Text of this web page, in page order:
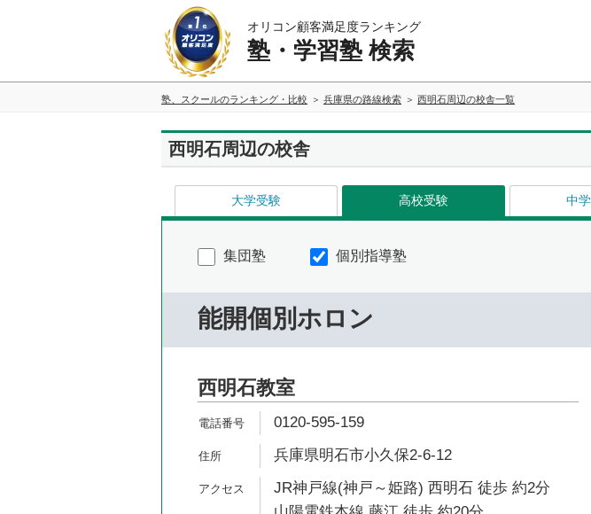
オリコン顧客満足度ランキング
塾・学習塾 検索
塾、スクールのランキング・比較 兵庫県の路線検索 西明石周辺の校舎一覧
西明石周辺の校舎
大学受験 高校受験 中
集団塾 個別指導塾
能開個別ホロン
西明石教室
0120-595-159
兵庫県明石市小久保2-6-12
JR神戸線(神戸～姫路) 西明石 徒歩 約2分